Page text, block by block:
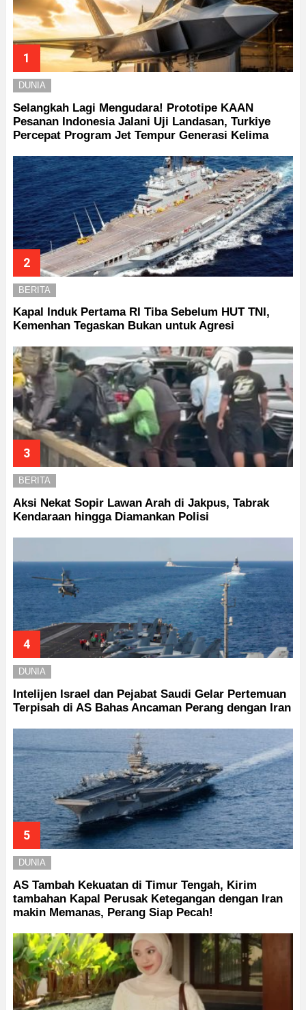
DUNIA
Selangkah Lagi Mengudara! Prototipe KAAN
Pesanan Indonesia Jalani Uji Landasan, Turkiye
Percepat Program Jet Tempur Generasi Kelima
BERITA
Kapal Induk Pertama RI Tiba Sebelum HUT TNI,
Kemenhan Tegaskan Bukan untuk Agresi
BERITA
Aksi Nekat Sopir Lawan Arah di Jakpus, Tabrak
Kendaraan hingga Diamankan Polisi
DUNIA
Intelijen Israel dan Pejabat Saudi Gelar Pertemuan
Terpisah di AS Bahas Ancaman Perang dengan Iran
DUNIA
AS Tambah Kekuatan di Timur Tengah, Kirim
tambahan Kapal Perusak Ketegangan dengan Iran
makin Memanas, Perang Siap Pecah!